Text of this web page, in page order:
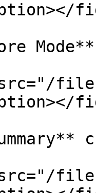
files/
files/